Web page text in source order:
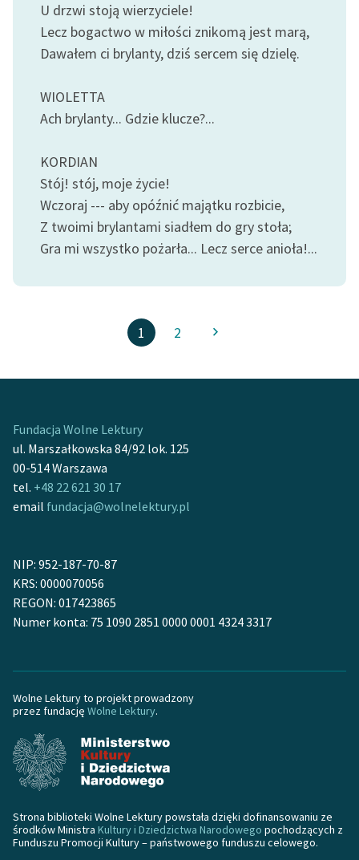
U drzwi stoją wierzyciele!
Lecz bogactwo w miłości znikomą jest marą,
Dawałem ci brylanty, dziś sercem się dzielę.
WIOLETTA
Ach brylanty... Gdzie klucze?...
KORDIAN
Stój! stój, moje życie!
Wczoraj --- aby opóźnić majątku rozbicie,
Z twoimi brylantami siadłem do gry stoła;
Gra mi wszystko pożarła... Lecz serce anioła!...
1 2
Fundacja Wolne Lektury
ul. Marszałkowska 84/92 lok. 125
00-514 Warszawa
tel. +48 22 621 30 17
email fundacja@wolnelektury.pl
NIP: 952-187-70-87
KRS: 0000070056
REGON: 017423865
Numer konta: 75 1090 2851 0000 0001 4324 3317
Wolne Lektury to projekt prowadzony
przez fundację Wolne Lektury.
Strona biblioteki Wolne Lektury powstała dzięki dofinansowaniu ze
środków Ministra Kultury i Dziedzictwa Narodowego pochodzących z
Funduszu Promocji Kultury – państwowego funduszu celowego.